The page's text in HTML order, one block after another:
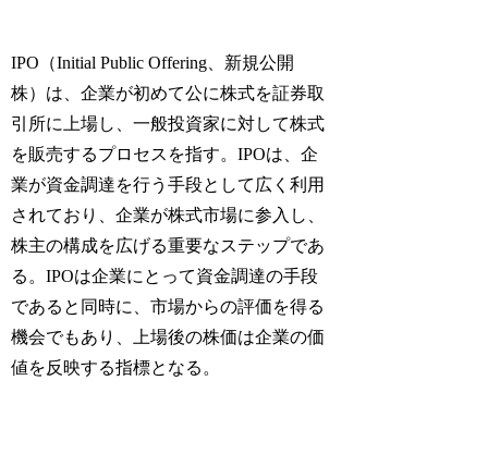
IPO（Initial Public Offering、新規公開
株）は、企業が初めて公に株式を証券取
引所に上場し、一般投資家に対して株式
を販売するプロセスを指す。IPOは、企
業が資金調達を行う手段として広く利用
されており、企業が株式市場に参入し、
株主の構成を広げる重要なステップであ
る。IPOは企業にとって資金調達の手段
であると同時に、市場からの評価を得る
機会でもあり、上場後の株価は企業の価
値を反映する指標となる。